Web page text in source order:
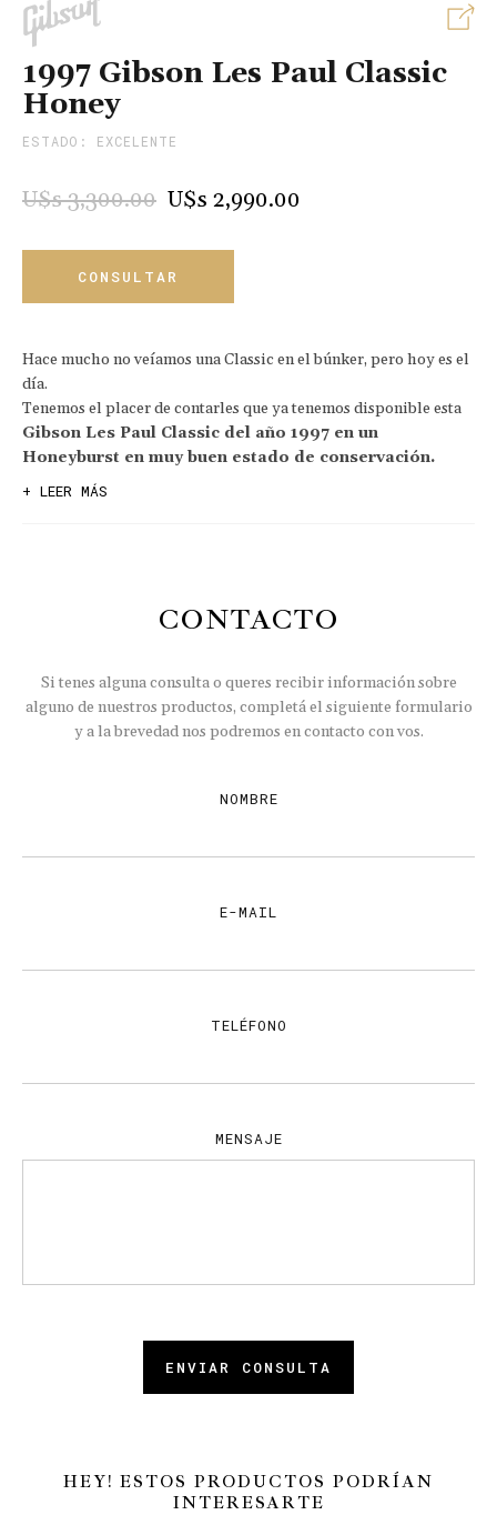
1997 Gibson Les Paul Classic
Honey
ESTADO: EXCELENTE
U$s 3,300.00 U$s 2,990.00
CONSULTAR
Hace mucho no veíamos una Classic en el búnker, pero hoy es el
día.
Tenemos el placer de contarles que ya tenemos disponible esta
Gibson Les Paul Classic del año 1997 en un
Honeyburst en muy buen estado de conservación.
fueron agregados al igual que los strap-locks.
genérico.
+ LEER MÁS
CONTACTO
Si tenes alguna consulta o queres recibir información sobre
alguno de nuestros productos, completá el siguiente formulario
y a la brevedad nos podremos en contacto con vos.
NOMBRE
E-MAIL
TELÉFONO
MENSAJE
ENVIAR CONSULTA
HEY! ESTOS PRODUCTOS PODRÍAN
INTERESARTE